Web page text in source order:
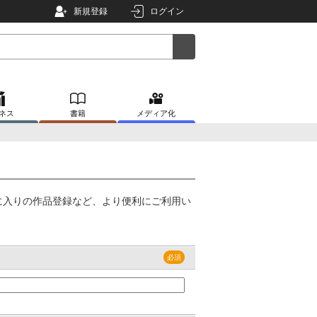
新規登録 ログイン
ス 書籍 メディア化
りの作品登録など、より便利にご利用い